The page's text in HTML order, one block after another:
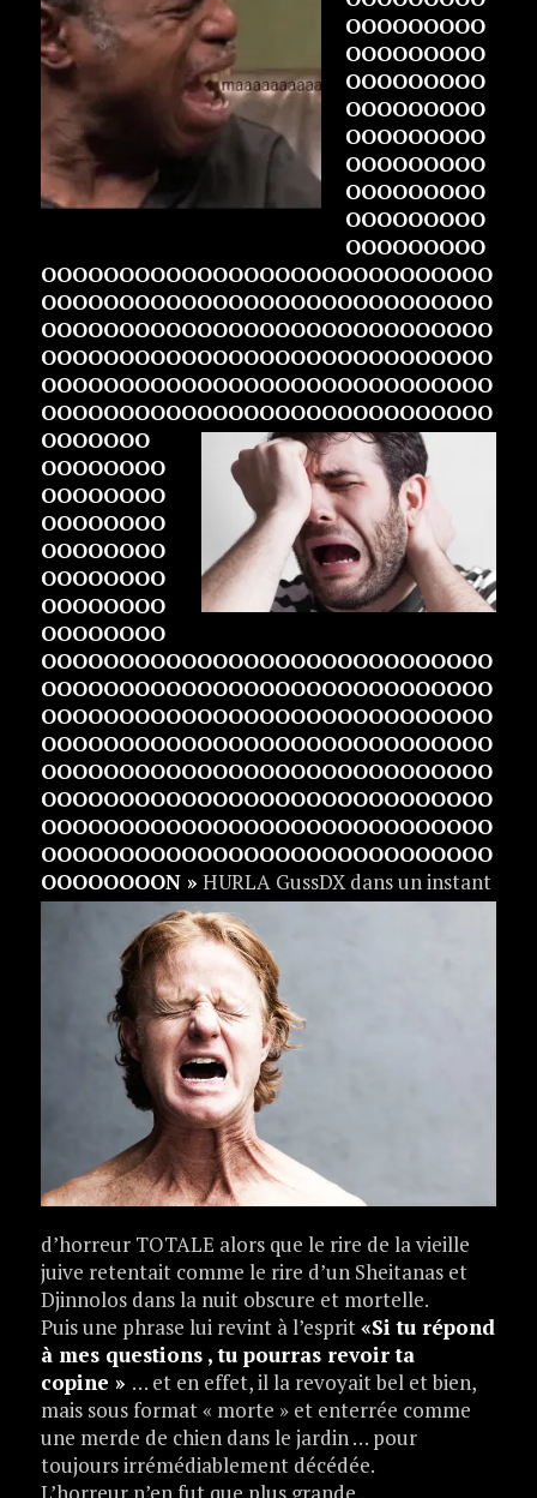
OOOOOOOOO
OOOOOOOOO
OOOOOOOOO
OOOOOOOOO
OOOOOOOOO
OOOOOOOOO
OOOOOOOOO
OOOOOOOOO
OOOOOOOOO
OOOOOOOOOOOOOOOOOOOOOOOOOOOOO
OOOOOOOOOOOOOOOOOOOOOOOOOOOOO
OOOOOOOOOOOOOOOOOOOOOOOOOOOOO
OOOOOOOOOOOOOOOOOOOOOOOOOOOOO
OOOOOOOOOOOOOOOOOOOOOOOOOOOOO
OOOOOOOOOOOOOOOOOOOOOOOOOOOOO
OOOOOOO
OOOOOOOO
OOOOOOOO
OOOOOOOO
OOOOOOOO
OOOOOOOO
OOOOOOOO
OOOOOOOO
OOOOOOOOOOOOOOOOOOOOOOOOOOOOO
OOOOOOOOOOOOOOOOOOOOOOOOOOOOO
OOOOOOOOOOOOOOOOOOOOOOOOOOOOO
OOOOOOOOOOOOOOOOOOOOOOOOOOOOO
OOOOOOOOOOOOOOOOOOOOOOOOOOOOO
OOOOOOOOOOOOOOOOOOOOOOOOOOOOO
OOOOOOOOOOOOOOOOOOOOOOOOOOOOO
OOOOOOOOOOOOOOOOOOOOOOOOOOOOO
OOOOOOOON » HURLA GussDX dans uninstant
d’horreur TOTALE alors que le rire de la vieille
juive retentait comme le rire d’un Sheitanas et
Djinnolos dans la nuit obscure et mortelle.
Puis une phrase lui revint à l’esprit«Si tu répond
à mes questions , tu pourras revoir ta
copine » … et en effet, il la revoyait bel et bien,
mais sous format « morte » et enterrée comme
une merde de chien dans le jardin … pour
toujours irrémédiablement décédée.
L’horreur n’en fut que plus grande .